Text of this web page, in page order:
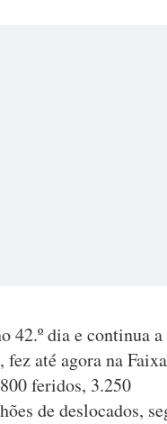
42.º dia e continua a
até agora na
feridos, 3.250
de deslocados,